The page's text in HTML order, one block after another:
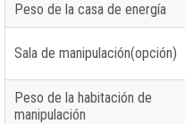
Peso de la casa de energía
Sala de manipulación(opción)
Peso de la habitación de
manipulación